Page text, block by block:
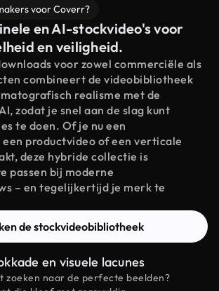
voor Coverr?
en AI-stockvideo's voor
en veiligheid.
voor zowel commerciële als
combineert de videobibliotheek
realisme met de
zodat je snel aan de slag kunt
te doen. Of je nu een
productvideo of een verticale
deze hybride collectie is
passen bij moderne
– en tegelijkertijd je merk te
de stockvideobibliotheek
en visuele lacunes
zoeken naar de perfecte beelden?